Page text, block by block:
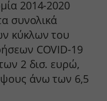
2014-2020
συνολικά
κύκλων του
COVID-19
2 δισ. ευρώ,
άνω των 6,5